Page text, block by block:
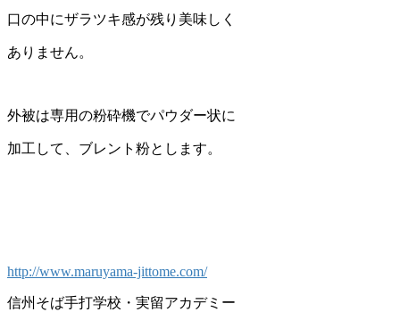
口の中にザラツキ感が残り美味しく
ありません。
外被は専用の粉砕機でパウダー状に
加工して、ブレント粉とします。
http://www.maruyama-jittome.com/
信州そば手打学校・実留アカデミー